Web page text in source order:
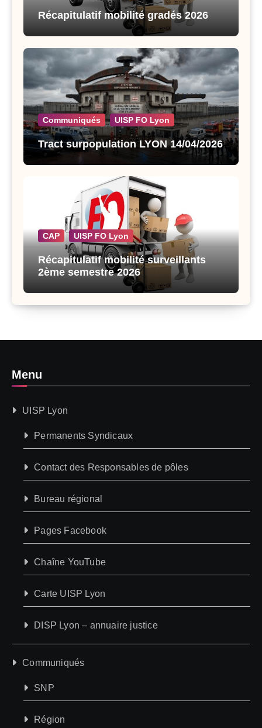
Récapitulatif mobilité gradés 2026
Communiqués UISP FO Lyon
Tract surpopulation LYON 14/04/2026
CAP UISP FO Lyon
Récapitulatif mobilité surveillants
2ème semestre 2026
Menu
UISP Lyon
Permanents Syndicaux
Contact des Responsables de pôles
Bureau régional
Pages Facebook
Chaîne YouTube
Carte UISP Lyon
DISP Lyon – annuaire justice
Communiqués
SNP
Région